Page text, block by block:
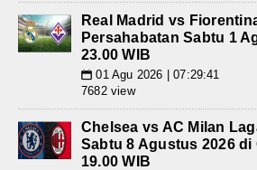
Real Madrid vs
Persahabatan Sabtu 1
23.00 WIB
📅 01 Agu 2026 | 07:29:41
7682 view
Chelsea vs AC Milan
Sabtu 8 Agustus 2026 di
19.00 WIB